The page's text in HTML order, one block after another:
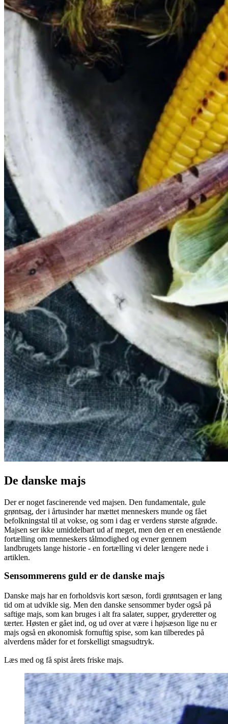
De danske majs
Der er noget fascinerende ved majsen. Den fundamentale, gule
grøntsag, der i årtusinder har mættet menneskers munde og fået
befolkningstal til at vokse, og som i dag er verdens største afgrøde.
Majsen ser ikke umiddelbart ud af meget, men den er en enestående
fortælling om menneskers tålmodighed og evner gennem
landbrugets lange historie - en fortælling vi deler længere nede i
artiklen.
Sensommerens guld er de danske majs
Danske majs har en forholdsvis kort sæson, fordi grøntsagen er lang
tid om at udvikle sig. Men den danske sensommer byder også på
saftige majs, som kan bruges i alt fra salater, supper, gryderetter og
tærter. Høsten er gået ind, og ud over at være i højsæson lige nu er
majs også en økonomisk fornuftig spise, som kan tilberedes på
alverdens måder for et forskelligt smagsudtryk.
Læs med og få spist årets friske majs.